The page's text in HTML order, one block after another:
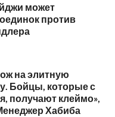
может
против
на элитную
Бойцы, которые с
получают клеймо»,
Хабиба